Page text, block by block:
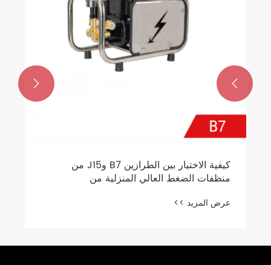
كيفية الاختيار بين الطرازين B7 وJ15 من
منظفات الضغط العالي المنزلية من
عرض المزيد >>

